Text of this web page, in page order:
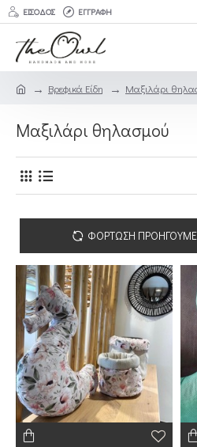
ΕΊΣΟΔΟΣ ΕΓΓΡΑΦΉ
Βρεφικά Είδη Μαξιλάρι
Μαξιλάρι θηλασμού
ΦΌΡΤΩΣΗ